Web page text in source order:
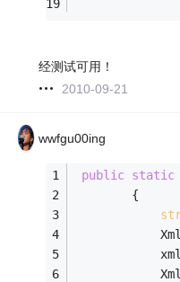
经测试可用！
2010-09-21
wwfgu00ing
public static
        {